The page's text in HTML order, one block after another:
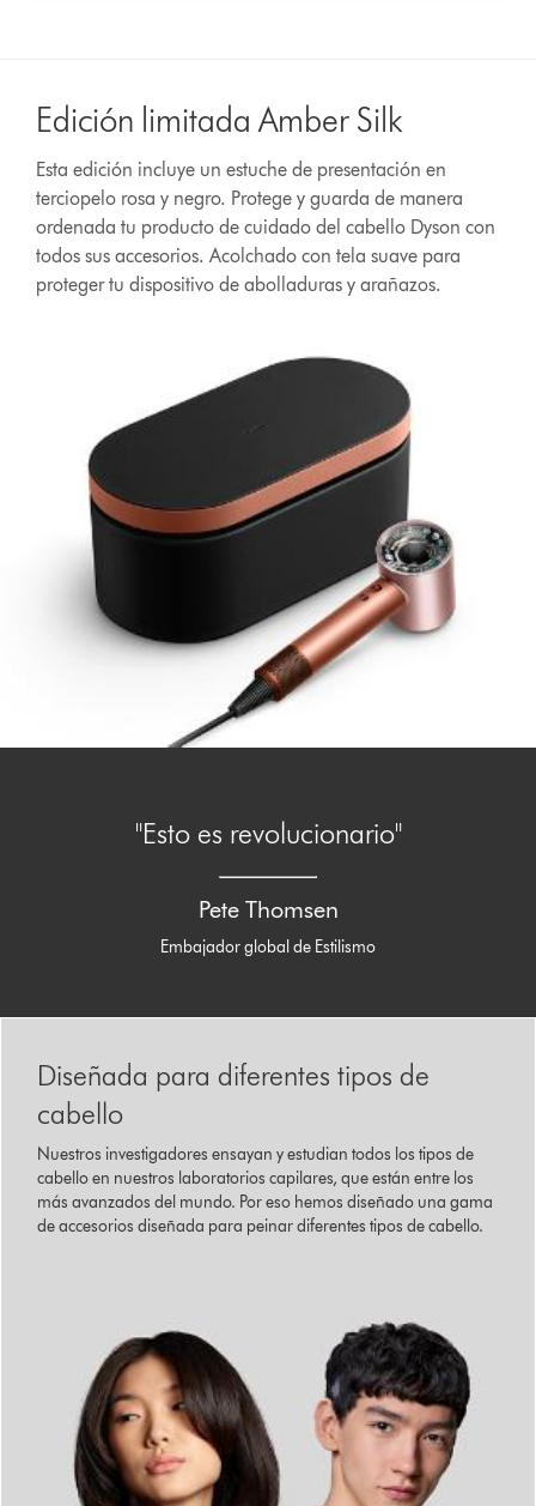
Edición limitada Amber Silk
Esta edición incluye un estuche de presentación en
terciopelo rosa y negro. Protege y guarda de manera
ordenada tu producto de cuidado del cabello Dyson con
todos sus accesorios. Acolchado con tela suave para
proteger tu dispositivo de abolladuras y arañazos.
"Esto es revolucionario"
Pete Thomsen
Embajador global de Estilismo
Diseñada para diferentes tipos de
cabello
Nuestros investigadores ensayan y estudian todos los tipos de
cabello en nuestros laboratorios capilares, que están entre los
más avanzados del mundo. Por eso hemos diseñado una gama
de accesorios diseñada para peinar diferentes tipos de cabello.